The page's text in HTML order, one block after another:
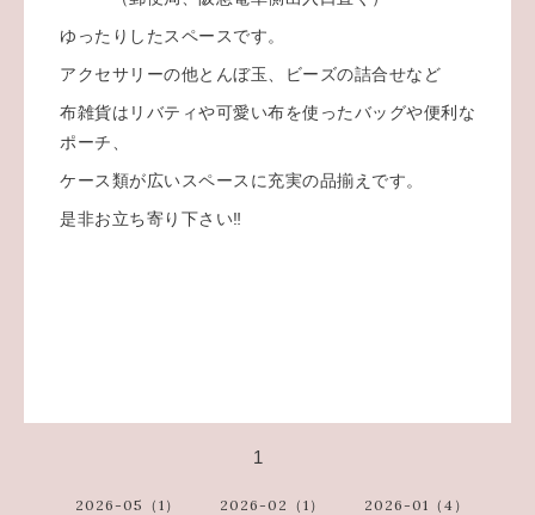
ゆったりしたスペースです。
アクセサリーの他とんぼ玉、ビーズの詰合せなど
布雑貨はリバティや可愛い布を使ったバッグや便利な
ポーチ、
ケース類が広いスペースに充実の品揃えです。
是非お立ち寄り下さい‼
1
2026-05（1） 2026-02（1） 2026-01（4）